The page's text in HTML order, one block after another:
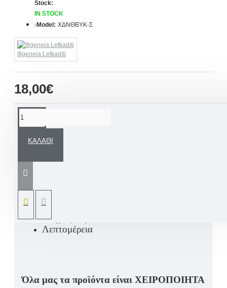
18,00€
Stock:
IN STOCK
Model: ΧΔΝΘΒΥΚ-Σ
Ifigeneia Lefkaditi
ΚΑΛΆΘΙ
υγείας με το πιο γλυκό συννεφάκι. Ένα
ιδανικό δώρο να χαρίσετε σε νεογέννητο,
Βαμβακερά υφάσματα
Ζωγραφική
Λεπτομέρεια
Όλα μας τα προϊόντα είναι ΧΕΙΡΟΠΟΙΗΤΑ